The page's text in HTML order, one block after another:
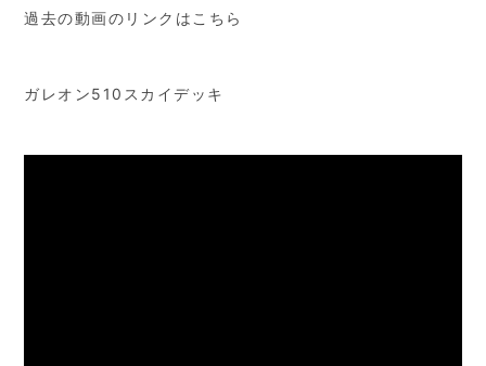
過去の動画のリンクはこちら
ガレオン510スカイデッキ